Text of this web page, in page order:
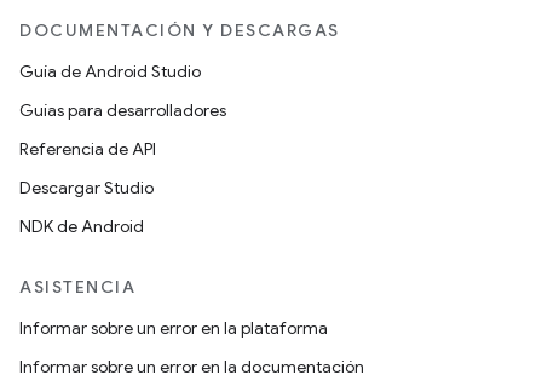
DOCUMENTACIÓN Y DESCARGAS
Guía de Android Studio
Guías para desarrolladores
Referencia de API
Descargar Studio
NDK de Android
ASISTENCIA
Informar sobre un error en la plataforma
Informar sobre un error en la documentación